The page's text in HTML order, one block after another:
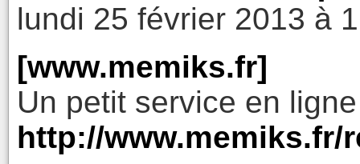
lundi 25 février 2013 à
[www.memiks.fr]
Un petit service en
http://www.memiks.fr/